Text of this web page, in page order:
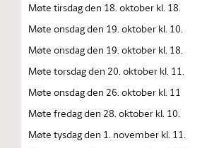
Møte tirsdag den 18. oktober kl. 18.
Møte onsdag den 19. oktober kl. 10.
Møte onsdag den 19. oktober kl. 18.
Møte torsdag den 20. oktober kl. 11.
Møte onsdag den 26. oktober kl. 11
Møte fredag den 28. oktober kl. 10.
Møte tysdag den 1. november kl. 11.